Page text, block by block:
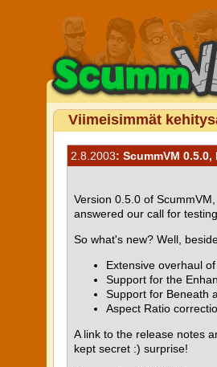
Viimeisimmät
2.8.2003: ScummVM
Version 0.5.0 of
answered our call for
So what's new? Well,
Extensive overhaul
Support for the
Support for Beneath
Aspect Ratio
A link to the release notes
kept secret :) surprise!